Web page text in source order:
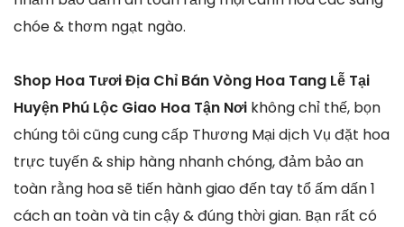
chóe & thơm ngạt ngào.
Shop Hoa Tươi Địa Chỉ Bán Vòng Hoa Tang Lễ Tại
Huyện Phú Lộc Giao Hoa Tận Nơi không chỉ thế, bọn
chúng tôi cũng cung cấp Thương Mại dịch Vụ đặt hoa
trực tuyến & ship hàng nhanh chóng, đảm bảo an
toàn rằng hoa sẽ tiến hành giao đến tay tổ ấm dấn 1
cách an toàn và tin cậy & đúng thời gian. Bạn rất có